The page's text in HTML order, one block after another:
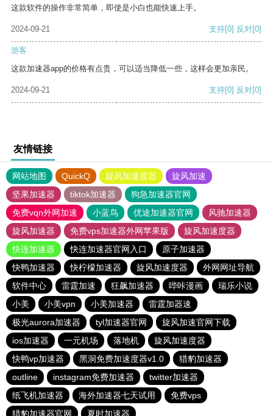
这款软件的操作非常简单，即使是小白也能快速上手。
2024-09-21 支持[0] 反对[0]
游客
这款加速器app的价格有点贵，可以适当降低一些，这样会更加亲民。
2024-09-21 支持[0] 反对[0]
友情链接
网站地图 QuickQ 旋风加速度器
旋风加速
坚果加速器
tiktok加速器
狗急加速器官网
免费vqn外网加速
小蓝鸟 优途加速器官网
风驰加速器
旋风加速器
免费vps加速器外网苹果版
旋风加速度器
快连加速器
快连加速器官网入口
原子加速器
快鸭加速器
快柠檬加速器 旋风加速度器
外网网址导航
软件中心
雷霆加速 狂飙加速器 哔咔漫画
瑞乐小说
小美
小美vpn 小美加速器
雷霆加器速
极光aurora加速器
tyl加速器官网
旋风加速官网下载
ios加速器
一元机场 落地机
旋风加速度器
快鸭vp加速器
黑洞免费加速度器v1.0
猎豹加速器
outline
instagram免费加速器
twitter加速器
纸飞机加速器
海外加速器七天试用
免费vps
猎豹加速器官网
夏时加速器